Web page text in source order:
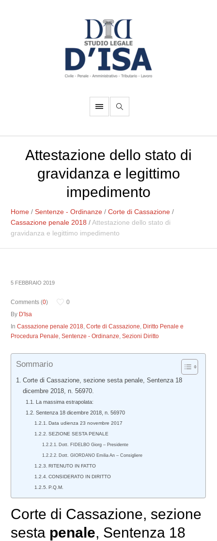
Attestazione dello stato di
gravidanza e legittimo
impedimento
Home /Sentenze - Ordinanze /Corte di Cassazione /
Cassazione penale 2018 /Attestazione dello stato di
gravidanza e legittimo impedimento
5 FEBBRAIO 2019
Comments (0)
0
By D'Isa
InCassazione penale 2018,Corte di Cassazione, Diritto Penale e
Procedura Penale,Sentenze - Ordinanze,Sezioni Diritto
Sommario
Corte di Cassazione, sezione sesta penale, Sentenza 18
dicembre 2018, n. 56970.
La massima estrapolata:
Sentenza 18 dicembre 2018, n. 56970
Data udienza 23 novembre 2017
SEZIONE SESTA PENALE
Dott. FIDELBO Giorg – Presidente
Dott. GIORDANO Emilia An – Consigliere
RITENUTO IN FATTO
CONSIDERATO IN DIRITTO
P.Q.M.
Corte di Cassazione, sezione
sesta penale, Sentenza 18